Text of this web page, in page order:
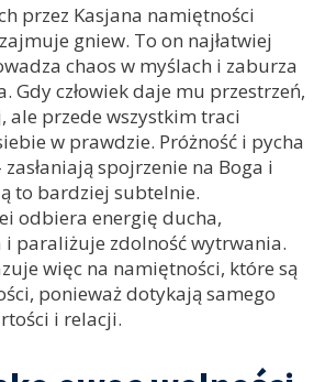
przez Kasjana namiętności
gniew. To on najłatwiej
chaos w myślach i zaburza
Gdy człowiek daje mu przestrzeń,
ale przede wszystkim traci
w prawdzie. Próżność i pycha
spojrzenie na Boga i
to bardziej subtelnie.
odbiera energię ducha,
i paraliżuje zdolność wytrwania.
więc na namiętności, które są
ponieważ dotykają samego
i relacji.